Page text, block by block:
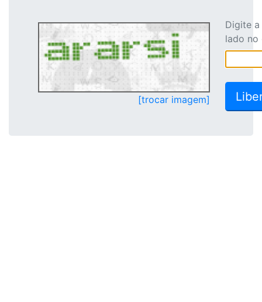
[trocar imagem]
Digite
lado no